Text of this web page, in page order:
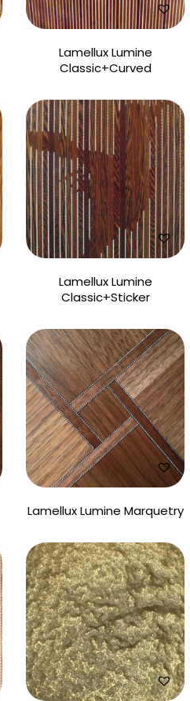
Lamellux Lumine
Classic+Curved
Lamellux Lumine
Classic+Sticker
Lamellux Lumine Marquetry